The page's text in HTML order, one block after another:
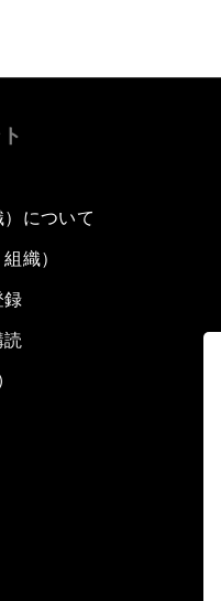
について
織）
録
読